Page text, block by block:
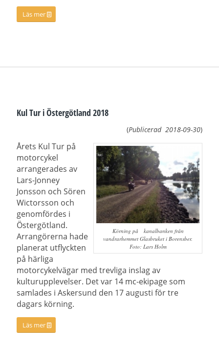
Läs mer
Kul Tur i Östergötland 2018
(Publicerad 2018-09-30)
Körning på kanalbanken från
vandrarhemmet Glasbruket i Borensber.
Foto: Lars Holm
Årets Kul Tur på
motorcykel
arrangerades av
Lars-Jonney
Jonsson och Sören
Wictorsson och
genomfördes i
Östergötland.
Arrangörerna hade
planerat utflyckten
på härliga
motorcykelvägar med trevliga inslag av
kulturupplevelser. Det var 14 mc-ekipage som
samlades i Askersund den 17 augusti för tre
dagars körning.
Läs mer